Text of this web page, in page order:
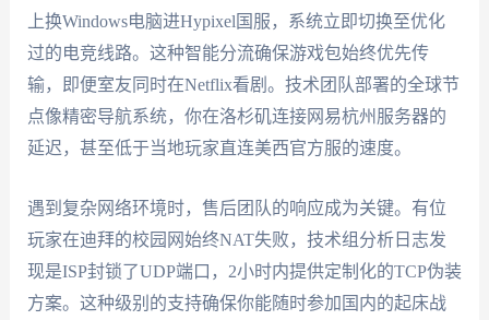
上换Windows电脑进Hypixel国服，系统立即切换至优化
过的电竞线路。这种智能分流确保游戏包始终优先传
输，即便室友同时在Netflix看剧。技术团队部署的全球节
点像精密导航系统，你在洛杉矶连接网易杭州服务器的
延迟，甚至低于当地玩家直连美西官方服的速度。
遇到复杂网络环境时，售后团队的响应成为关键。有位
玩家在迪拜的校园网始终NAT失败，技术组分析日志发
现是ISP封锁了UDP端口，2小时内提供定制化的TCP伪装
方案。这种级别的支持确保你能随时参加国内的起床战